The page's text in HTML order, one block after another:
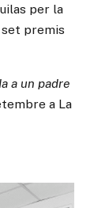
per la
set premis
a un padre
a La